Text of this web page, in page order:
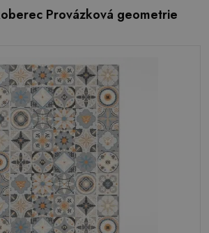
Provázková geometrie